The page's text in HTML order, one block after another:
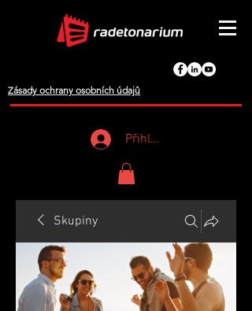
Zásady ochrany osobních údajů
Přihlášení
Skupiny